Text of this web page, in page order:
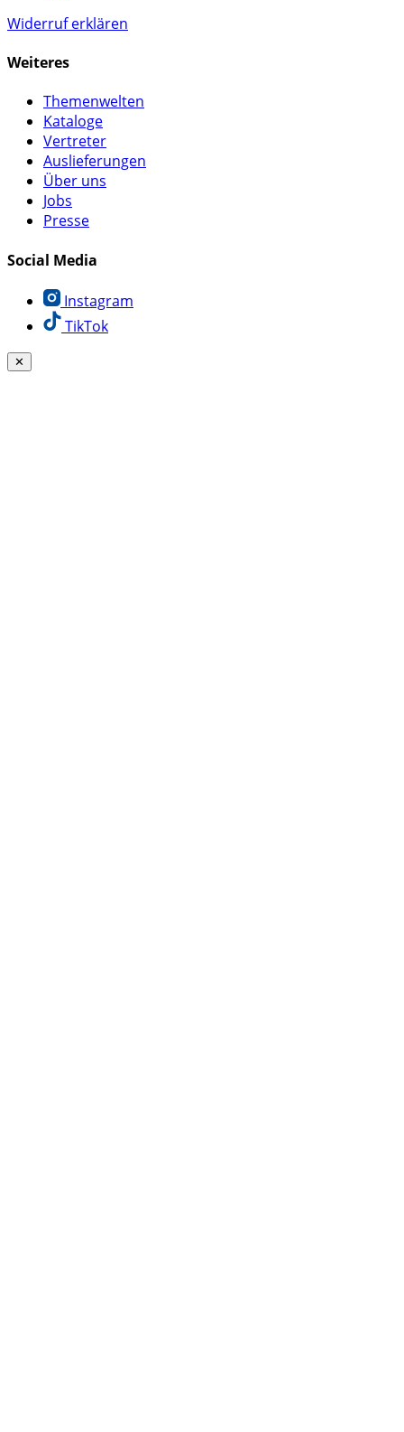
Widerruf erklären
Weiteres
Themenwelten
Kataloge
Vertreter
Auslieferungen
Über uns
Jobs
Presse
Social Media
Instagram
TikTok
✕